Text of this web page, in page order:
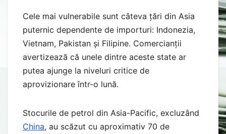
Cele mai vulnerabile sunt câteva țări din Asia
puternic dependente de importuri: Indonezia,
Vietnam, Pakistan și Filipine. Comercianții
avertizează că unele dintre aceste state ar
putea ajunge la niveluri critice de
aprovizionare într-o lună.
Stocurile de petrol din Asia-Pacific, excluzând
China, au scăzut cu aproximativ 70 de